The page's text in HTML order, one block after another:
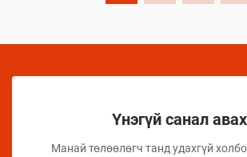
арга хэмжээ авах шаардлагатай.
Үнэгүй санал авах
Манай төлөөлөгч танд удахгүй